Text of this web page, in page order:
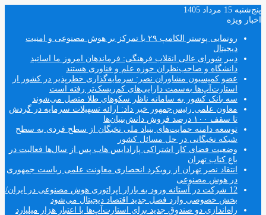
پنج‌شنبه 15 مرداد 1405
اخبار ویژه
رونمایی پوستر الکامپ ۲۹ با تمرکز بر هوش مصنوعی و امنیت
دیجیتال
دبیر شورای عالی انقلاب فرهنگی: فرماندهان امروز ما اساتید
دانشگاه و صاحب‌نظران حوزه علم و فناوری هستند
عضو کمیسیون مشاوران نصر: سرمایه‌گذاری خطرپذیر در کشور از
استارت‌آپ‌ها به‌سمت دارایی‌های کم‌ریسک‌تر رفته است
سه بانک کشور به سامانه ناظر سکوهای طلا متصل می‌شوند
معاون علمی رئیس‌جمهور خبر داد: ارائه تسهیلات سرمایه در گردش
تا سقف ۱۰۰ درصد فروش دانش‌بنیان‌ها
توسعه دامنه حمایت‌های بنیاد ملی نخبگان از سطح فردی به سطح
شبکه نخبگانی در حل مسائل کشور
وضعیت فضای کار اشتراکی پارادایس هاب پس از سال‌ها فعالیت در
باغ کتاب تهران
انتقاد نصر تهران از رویکرد انحصاری معاونت علمی ریاست جمهوری
در هوش مصنوعی
12 شرکت در آستانه ورود به بازار اپراتوری هوش مصنوعی در ایران/
بخش خصوصی وارد فصل جدید اقتصاد دیجیتال می‌شود
راه‌اندازی دو صندوق جدید برای استارت‌آپ‌ها با اعتبار هزار میلیارد